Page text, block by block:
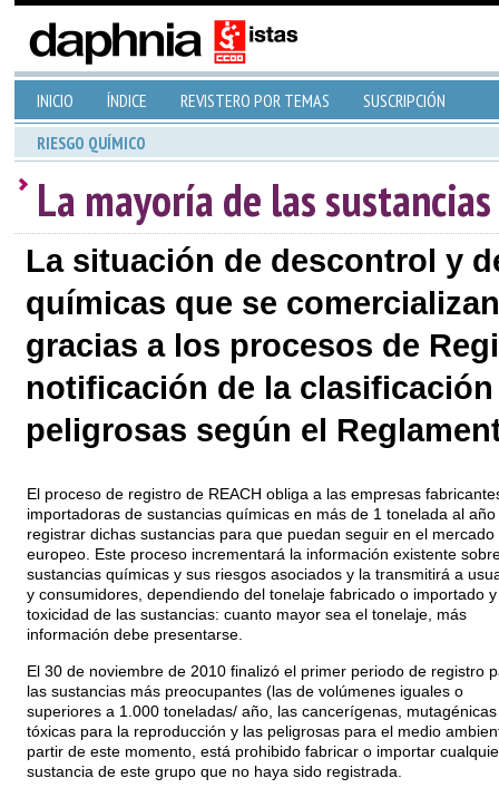
INICIO ÍNDICE REVISTERO POR TEMAS SUSCRIPCIÓN
RIESGO QUÍMICO
La mayoría de las
La situación de descontrol y
químicas que se
gracias a los procesos de
notificación de la
peligrosas según el
El proceso de registro de REACH obliga a las empresas
importadoras de sustancias químicas en más de 1 tonelada al año
registrar dichas sustancias para que puedan seguir en el mercado
europeo. Este proceso incrementará la información existente
sustancias químicas y sus riesgos asociados y la transmitirá a
y consumidores, dependiendo del tonelaje fabricado o importado
toxicidad de las sustancias: cuanto mayor sea el tonelaje, más
información debe presentarse.
El 30 de noviembre de 2010 finalizó el primer periodo de registro
las sustancias más preocupantes (las de volúmenes iguales o
superiores a 1.000 toneladas/ año, las cancerígenas, mutagénicas
tóxicas para la reproducción y las peligrosas para el medio
partir de este momento, está prohibido fabricar o importar
sustancia de este grupo que no haya sido registrada.